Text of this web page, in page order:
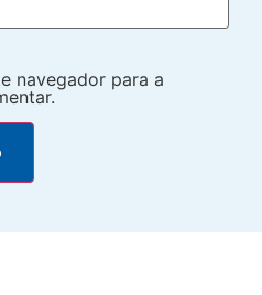
navegador para a